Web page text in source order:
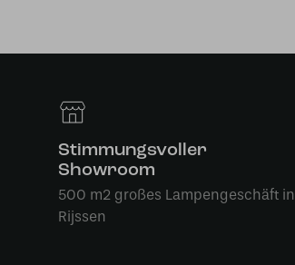
Stimmungsvoller
Showroom
500 m2 großes Lampengeschäft in
Rijssen